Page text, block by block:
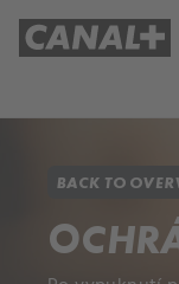
BACK TO